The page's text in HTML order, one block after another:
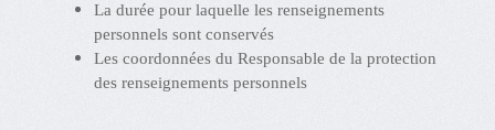
La durée pour laquelle les renseignements
personnels sont conservés
Les coordonnées du Responsable de la protection
des renseignements personnels